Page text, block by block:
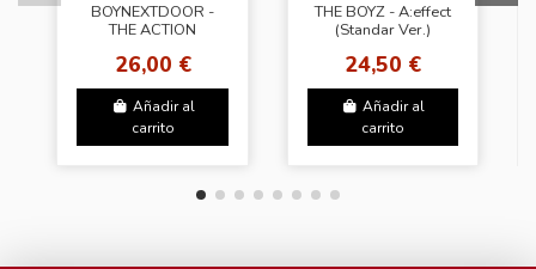
BOYNEXTDOOR -
THE ACTION
(3Types Random)
26,00 €
Añadir al
carrito
THE BOYZ - A:effect
(Standar Ver.)
24,50 €
Añadir al
carrito